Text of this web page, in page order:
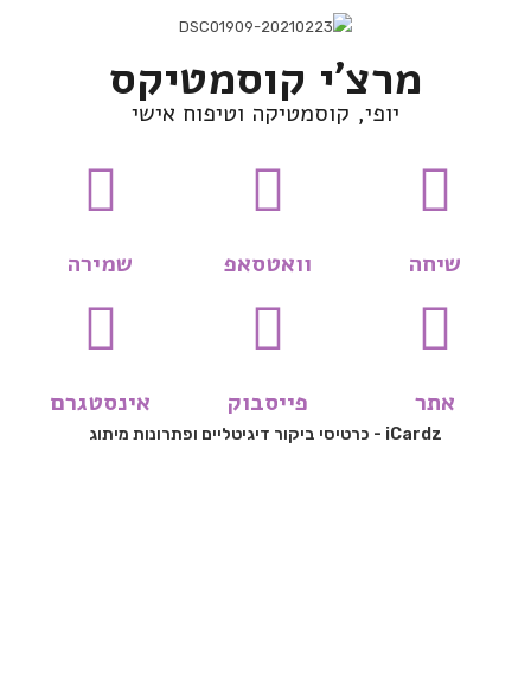
מרצ'י קוסמטיקס
יופי, קוסמטיקה וטיפוח אישי
שיחה וואטסאפ שמירה
אתר פייסבוק אינסטגרם
iCardz - כרטיסי ביקור דיגיטליים ופתרונות מיתוג